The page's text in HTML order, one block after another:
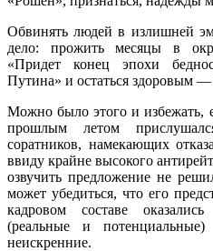
Обвинять людей в излишней
дело: прожить месяцы в
«Придет конец эпохи
Путина» и остаться здоровым —
Можно было этого и
прошлым летом
соратников, намекающих
ввиду крайне высокого
озвучить предложение не
может убедиться, что его
кадровом составе
(реальные и
неискренние.